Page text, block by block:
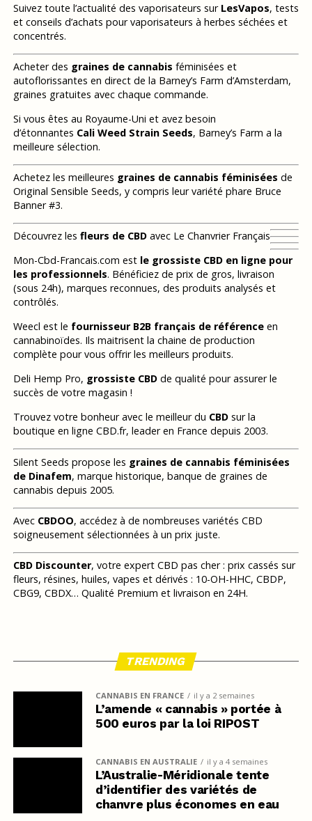
Suivez toute l’actualité des vaporisateurs sur LesVapos, tests
et conseils d’achats pour vaporisateurs à herbes séchées et
concentrés.
Acheter des graines de cannabis féminisées et
autoflorissantes en direct de la Barney’s Farm d’Amsterdam,
graines gratuites avec chaque commande.
Si vous êtes au Royaume-Uni et avez besoin
d’étonnantes Cali Weed Strain Seeds, Barney’s Farm a la
meilleure sélection.
Achetez les meilleures graines de cannabis féminisées de
Original Sensible Seeds, y compris leur variété phare Bruce
Banner #3.
Découvrez les fleurs de CBDavec Le Chanvrier Français
Mon-Cbd-Francais.com est le grossiste CBD en ligne pour
les professionnels. Bénéficiez de prix de gros, livraison
(sous 24h), marques reconnues, des produits analysés et
contrôlés.
Weecl est le fournisseur B2B français de référenceen
cannabinoïdes. Ils maitrisent la chaine de production
complète pour vous offrir les meilleurs produits.
Deli Hemp Pro, grossiste CBDde qualité pour assurer le
succès de votre magasin !
Trouvez votre bonheur avec le meilleur du CBDsur la
boutique en ligne CBD.fr, leader en France depuis 2003.
Silent Seeds propose les graines de cannabis féminisées
de Dinafem, marque historique, banque de graines de
cannabis depuis 2005.
Avec CBDOO, accédez à de nombreuses variétés CBD
soigneusement sélectionnées à un prix juste.
CBD Discounter, votre expert CBD pas cher : prix cassés sur
fleurs, résines, huiles, vapes et dérivés : 10-OH-HHC, CBDP,
CBG9, CBDX… Qualité Premium et livraison en 24H.
TRENDING
CANNABIS EN FRANCE il y a 2 semaines
L’amende « cannabis » portée à
500 euros par la loi RIPOST
CANNABIS EN AUSTRALIE il y a 4 semaines
L’Australie-Méridionale tente
d’identifier des variétés de
chanvre plus économes en eau